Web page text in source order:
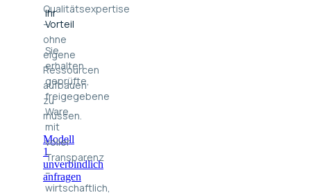
Qualitätsexpertise
–
ohne
eigene
Ressourcen
aufbauen
zu
müssen.
Modell
1
unverbindlich
anfragen
Ihr
Vorteil
Sie
erhalten
geprüfte,
freigegebene
Ware
mit
voller
Transparenz
–
wirtschaftlich,